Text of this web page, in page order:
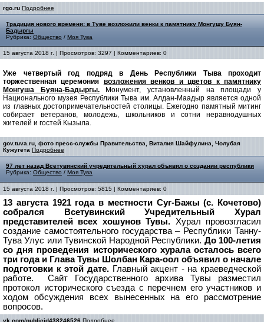
rgo.ru Подробнее
Традиция нового времени: в Туве возложили венки к памятнику Монгушу Буян-
Бадыргы
Рубрика: Общество / Моя Тува
15 августа 2018 г. | Просмотров: 3297 | Комментариев: 0
Уже четвертый год подряд в День Республики Тыва проходит
торжественная церемония возложения венков и цветов к памятнику
Монгуша Буяна-Бадыргы.Монумент, установленный на площади у
Национального музея Республики Тыва им. Алдан-Маадыр является одной
из главных достопримечательностей столицы. Ежегодно памятный митинг
собирает ветеранов, молодежь, школьников и сотни неравнодушных
жителей и гостей Кызыла.
gov.tuva.ru, фото пресс-службы Правительства, Виталия Шайфулина, Чолубая
Кужугета Подробнее
97 лет назад Всетувинский учредительный хурал объявил о создании республики
Рубрика: Общество / Моя Тува
15 августа 2018 г. | Просмотров: 5815 | Комментариев: 0
13 августа 1921 года в местности Суг-Бажы (с. Кочетово)
собрался Всетувинский Учредительный Хурал
представителей всех хошунов Тувы. Хурал провозгласил
создание самостоятельного государства – Республики Танну-
Тува Улус или Тувинской Народной Республики. До 100-летия
со дня проведения исторического хурала осталось всего
три года и Глава Тувы Шолбан Кара-оол объявил о начале
подготовки к этой дате. Главный акцент - на краеведческой
работе.
Сайт Государственного архива Тувы разместил
протокол исторического съезда с перечнем его участников и
ходом обсуждения всех вынесенных на его рассмотрение
вопросов.